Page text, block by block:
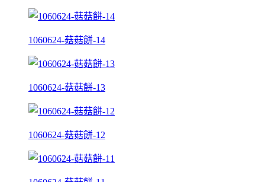
1060624-菇菇餅-14
1060624-菇菇餅-13
1060624-菇菇餅-12